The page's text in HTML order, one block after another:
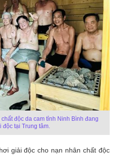
độc da cam tỉnh Ninh Bình đang
tại Trung tâm.
giải độc cho nạn nhân chất độc